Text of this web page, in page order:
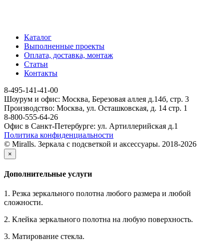
Каталог
Выполненные проекты
Оплата, доставка, монтаж
Статьи
Контакты
8-495-141-41-00
Шоурум и офис: Москва, Березовая аллея д.14б, стр. 3
Производство: Москва, ул. Осташковская, д. 14 стр. 1
8-800-555-64-26
Офис в Санкт-Петербурге: ул. Артиллерийская д.1
Политика конфиденциальности
© Miralls. Зеркала с подсветкой и аксессуары. 2018-2026
×
Дополнительные услуги
1. Резка зеркального полотна любого размера и любой
сложности.
2. Клейка зеркального полотна на любую поверхность.
3. Матирование стекла.